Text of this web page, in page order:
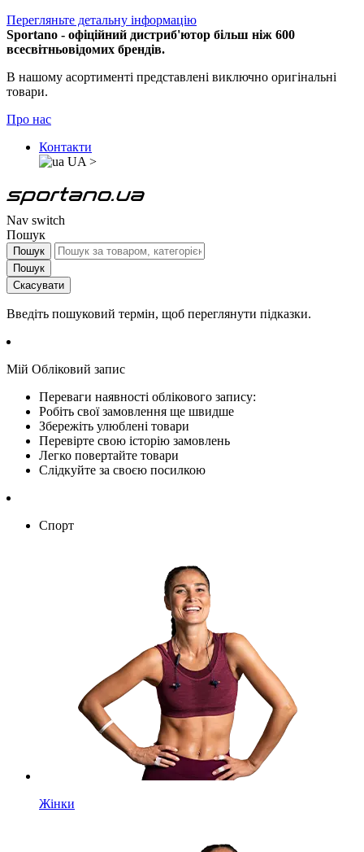
Перегляньте детальну інформацію
Sportano - офіційний дистриб'ютор більш ніж 600
всесвітньовідомих брендів.
В нашому асортименті представлені виключно оригінальні
товари.
Про нас
Контакти
UA >
Nav switch
Пошук
Пошук
Пошук
Скасувати
Введіть пошуковий термін, щоб переглянути підказки.
Мій Обліковий запис
Переваги наявності облікового запису:
Робіть свої замовлення ще швидше
Збережіть улюблені товари
Перевірте свою історію замовлень
Легко повертайте товари
Слідкуйте за своєю посилкою
Спорт
Жінки